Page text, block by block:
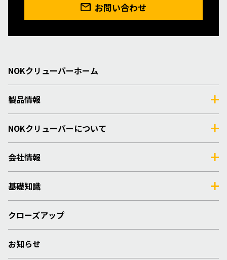
お問い合わせ
NOKクリューバーホーム
製品情報
NOKクリューバーについて
会社情報
基礎知識
クローズアップ
お知らせ